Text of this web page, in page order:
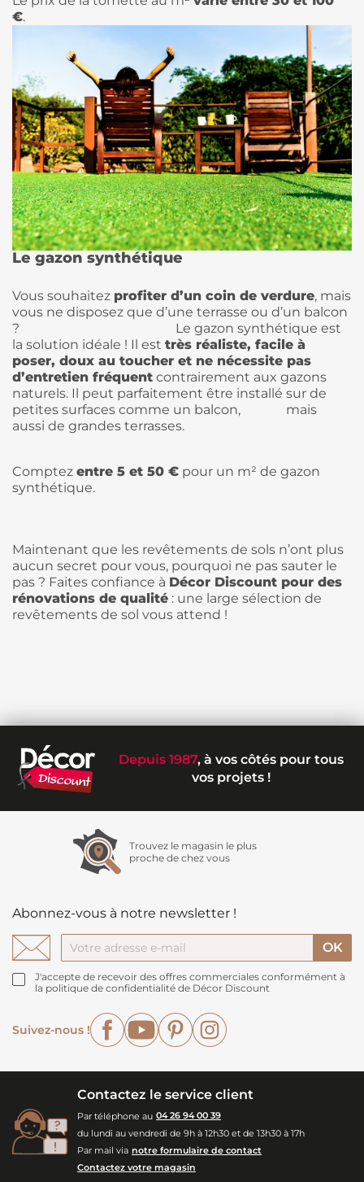
€.
Le gazon synthétique
Vous souhaitez profiter d’un coin de verdure, mais
vous ne disposez que d’une terrasse ou d’un balcon
? Le gazon synthétique est
la solution idéale ! Il est très réaliste, facile à
poser, doux au toucher et ne nécessite pas
d’entretien fréquent contrairement aux gazons
naturels. Il peut parfaitement être installé sur de
petites surfaces comme un balcon, mais
aussi de grandes terrasses.
Comptez entre 5 et 50 € pour un m² de gazon
synthétique.
Maintenant que les revêtements de sols n’ont plus
aucun secret pour vous, pourquoi ne pas sauter le
pas ? Faites confiance à Décor Discount pour des
rénovations de qualité : une large sélection de
revêtements de sol vous attend !
Depuis 1987, à vos côtés pour tous
vos projets !
Trouvez le magasin le plus
proche de chez vous
Abonnez-vous à notre newsletter !
J'accepte de recevoir des offres commerciales conformément à
la politique de confidentialité de Décor Discount
Suivez-nous !
FacebookYouTubePinterest
Contactez le service client
Par téléphone au 04 26 94 00 39
du lundi au vendredi de 9h à 12h30 et de 13h30 à 17h
Par mail via notre formulaire de contact
Contactez votre magasin